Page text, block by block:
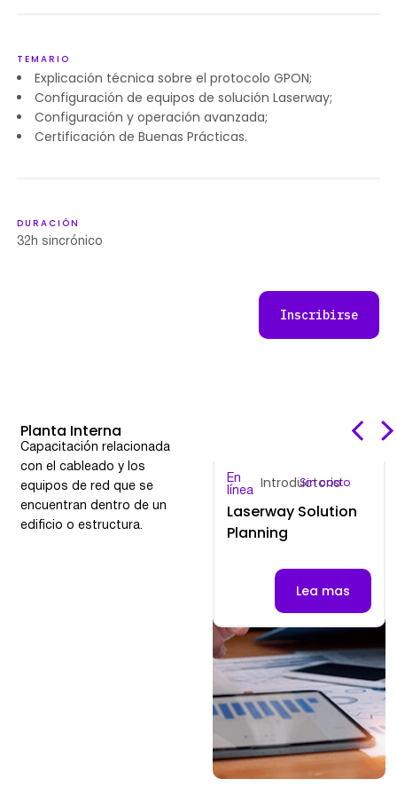
TEMARIO
Explicación técnica sobre el protocolo GPON;
Configuración de equipos de solución Laserway;
Configuración y operación avanzada;
Certificación de Buenas Prácticas.
DURACIÓN
32h sincrónico
Inscribirse
Planta Interna
Capacitación relacionada
con el cableado y los
equipos de red que se
encuentran dentro de un
edificio o estructura.
En
línea
Avanzado
Sin costo
FCP Industria 4.0 –
Equipos Módulo
En
línea
Introductorio
Sin costo
Laserway Solution
Planning
Lea mas